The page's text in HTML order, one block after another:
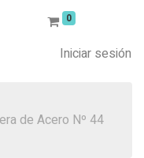
0
Iniciar sesión
de Acero Nº 44